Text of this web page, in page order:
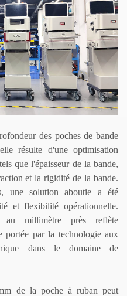
des poches de bande
résulte d'une optimisation
que l'épaisseur de la bande,
et la rigidité de la bande.
une solution aboutie a été
et flexibilité opérationnelle.
au millimètre près reflète
portée par la technologie aux
dans le domaine de
de la poche à ruban peut